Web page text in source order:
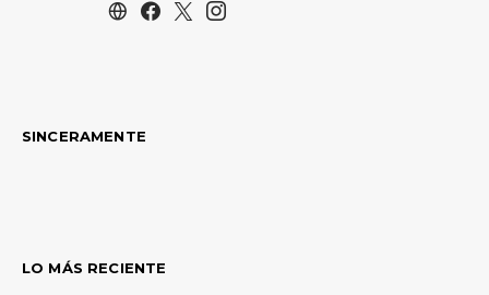
SINCERAMENTE
LO MÁS RECIENTE